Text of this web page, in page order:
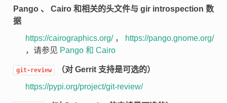
Pango 、 Cairo 和相关的头文件与 gir introspection 数
据
https://cairographics.org/，
https://pango.gnome.org/
，请参见 Pango 和 Cairo
git-review
（对 Gerrit 支持是可选的）
https://pypi.org/project/git-review/